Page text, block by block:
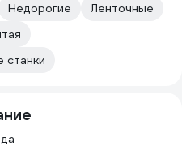
Недорогие
Ленточные